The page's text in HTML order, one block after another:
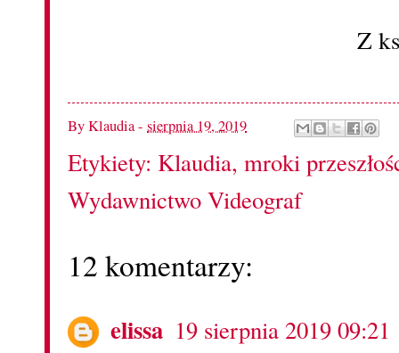
Z
ByKlaudia- sierpnia 19, 2019
Etykiety: Klaudia, mroki
Wydawnictwo Videograf
12 komentarzy:
elissa 19 sierpnia 2019 09:21